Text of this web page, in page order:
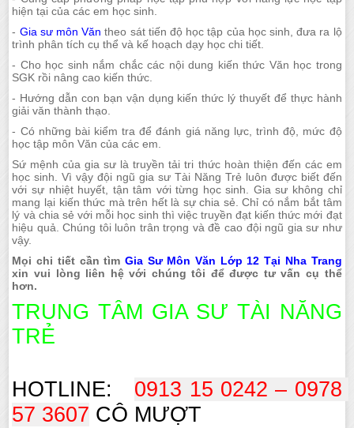
hiện tại của các em học sinh.
- Gia sư môn Văn theo sát tiến độ học tập của học sinh, đưa ra lộ
trình phân tích cụ thể và kế hoạch dạy học chi tiết.
- Cho học sinh nắm chắc các nội dung kiến thức Văn học trong
SGK rồi nâng cao kiến thức.
- Hướng dẫn con bạn vận dụng kiến thức lý thuyết để thực hành
giải văn thành thạo.
- Có những bài kiểm tra để đánh giá năng lực, trình độ, mức độ
học tập môn Văn của các em.
Sứ mệnh của gia sư là truyền tải tri thức hoàn thiện đến các em
học sinh. Vì vậy đội ngũ gia sư Tài Năng Trẻ luôn được biết đến
với sự nhiệt huyết, tận tâm với từng học sinh. Gia sư không chỉ
mang lại kiến thức mà trên hết là sự chia sẻ. Chỉ có nắm bắt tâm
lý và chia sẻ với mỗi học sinh thì việc truyền đạt kiến thức mới đạt
hiệu quả. Chúng tôi luôn trân trọng và đề cao đội ngũ gia sư như
vậy.
Mọi chi tiết cần tìm Gia Sư Môn Văn Lớp 12 Tại Nha Trang
xin vui lòng liên hệ với chúng tôi để được tư vấn cụ thể
hơn.
TRUNG TÂM GIA SƯ TÀI NĂNG
TRẺ
HOTLINE:
0913 15 0242 – 0978
57 3607 CÔ MƯỢT